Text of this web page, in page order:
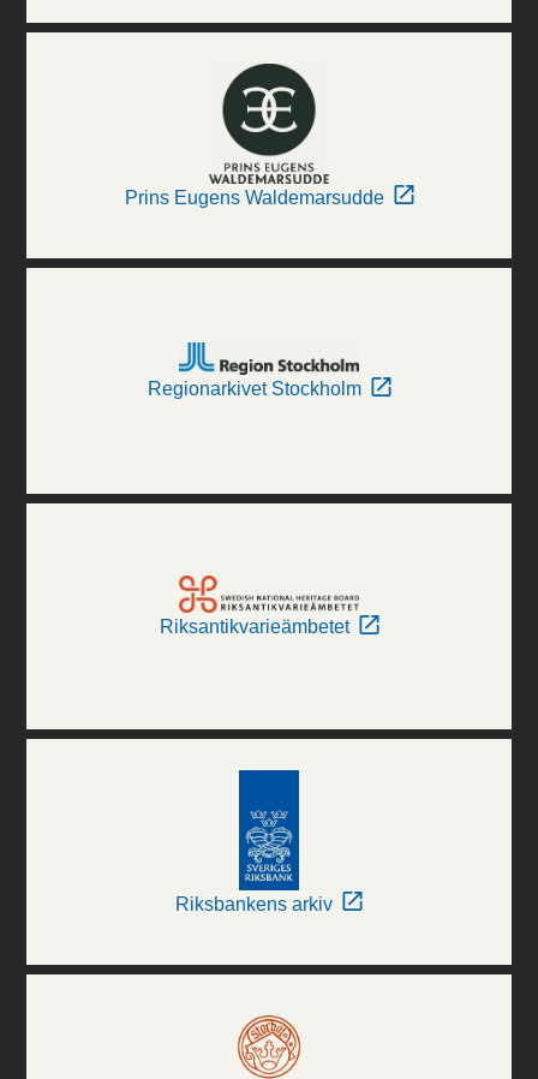
Prins Eugens Waldemarsudde
Regionarkivet Stockholm
Riksantikvarieämbetet
Riksbankens arkiv